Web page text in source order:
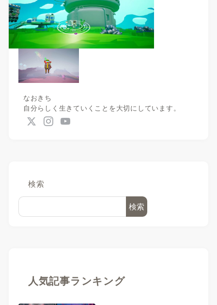
なおきち
自分らしく生きていくことを大切にしています。
検索
検索
人気記事ランキング